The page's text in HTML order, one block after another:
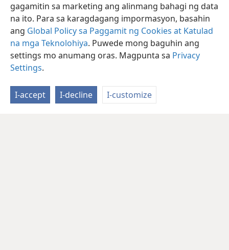
gagamitin sa marketing ang alinmang bahagi ng data
na ito. Para sa karagdagang impormasyon, basahin
ang Global Policy sa Paggamit ng Cookies at Katulad
na mga Teknolohiya. Puwede mong baguhin ang
settings mo anumang oras. Magpunta sa Privacy
Settings.
I-accept I-decline I-customize